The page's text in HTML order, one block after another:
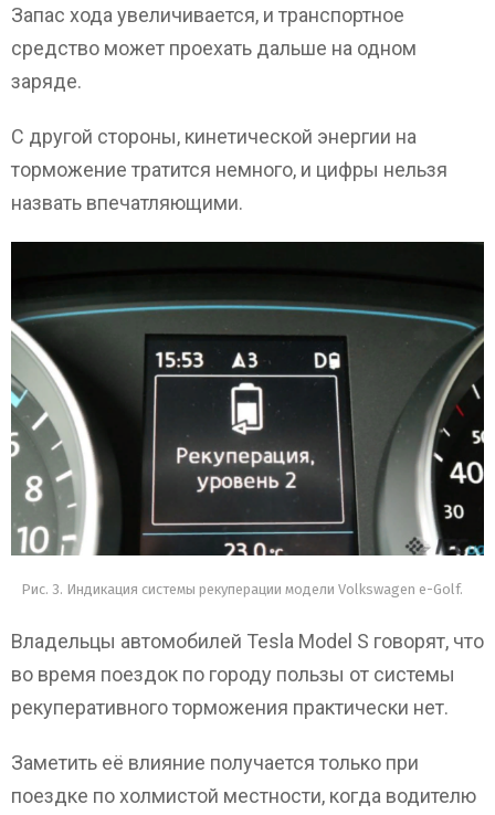
Запас хода увеличивается, и транспортное
средство может проехать дальше на одном
заряде.
С другой стороны, кинетической энергии на
торможение тратится немного, и цифры нельзя
назвать впечатляющими.
Рис. 3. Индикация системы рекуперации модели Volkswagen e-Golf.
Владельцы автомобилей Tesla Model S говорят, что
во время поездок по городу пользы от системы
рекуперативного торможения практически нет.
Заметить её влияние получается только при
поездке по холмистой местности, когда водителю